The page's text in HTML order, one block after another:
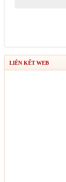
LIÊN KẾT WEB